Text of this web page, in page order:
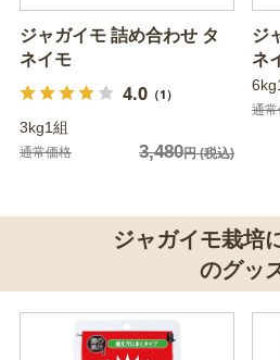
ジャガイモ 詰め合わせ タ
ネイモ
4.0（1）
3kg1組
通常価格 3,480円(税込)
ジ
ネ
通
ジャガイモ栽培
のグッ